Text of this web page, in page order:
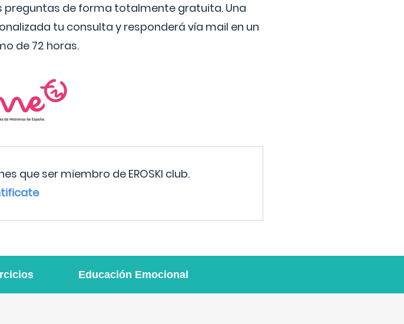
preguntas de forma totalmente gratuita. Una
tu consulta y responderá vía mail en un
de 72 horas.
que ser miembro de EROSKI club.
Educación Emocional